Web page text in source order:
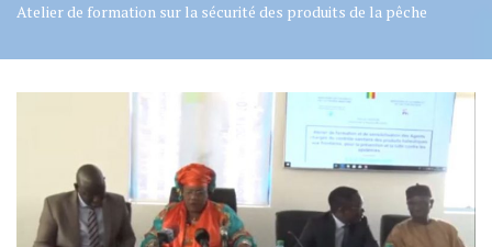
Atelier de formation sur la sécurité des produits de la pêche